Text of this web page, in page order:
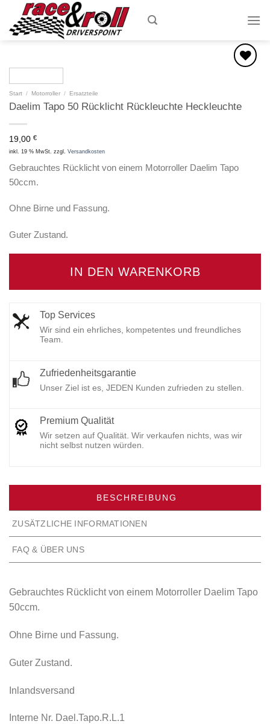
content
hinzufügen
Start / Motorroller / Ersatzteile
Daelim Tapo 50 Rücklicht Rückleuchte Heckleuchte
19,00 €
inkl. 19 % MwSt. zzgl. Versandkosten
Gebrauchtes Rücklicht von einem Motorroller Daelim Tapo
50ccm.
Ohne Birne und Fassung.
Guter Zustand.
IN DEN WARENKORB
Top Services
Wir sind ein ehrliches, kompetentes und freundliches
Team.
Zufriedenheitsgarantie
Unser Ziel ist es, JEDEN Kunden zufrieden zu stellen.
Premium Qualität
Wir setzen auf Qualität. Wir verkaufen nichts, was wir
nicht selbst nutzen würden.
BESCHREIBUNG
ZUSÄTZLICHE INFORMATIONEN
FAQ & ÜBER UNS
Gebrauchtes Rücklicht von einem Motorroller Daelim Tapo
50ccm.
Ohne Birne und Fassung.
Guter Zustand.
Inlandsversand
Interne Nr. Dael.Tapo.R.L.1